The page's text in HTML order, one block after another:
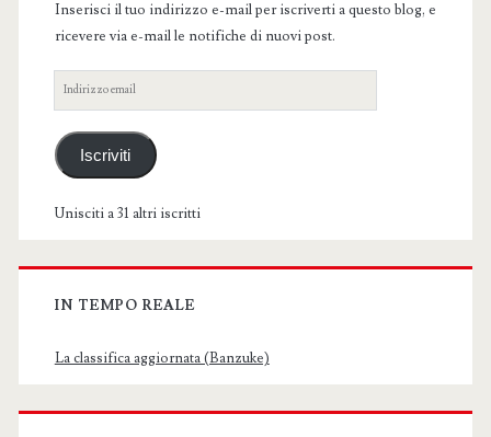
Inserisci il tuo indirizzo e-mail per iscriverti a questo blog, e
ricevere via e-mail le notifiche di nuovi post.
Indirizzo
email
Iscriviti
Unisciti a 31 altri iscritti
IN TEMPO REALE
La classifica aggiornata (Banzuke)